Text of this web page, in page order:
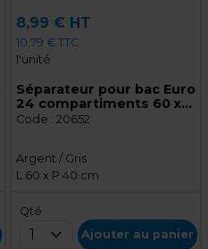
8,99 € HT
10,79 € TTC
l'unité
Séparateur pour bac Euro
24 compartiments 60 x
40 cm gris argenté
Code : 20652
Argent / Gris
L 60 x P 40 cm
Qté
1 Ajouter au panier